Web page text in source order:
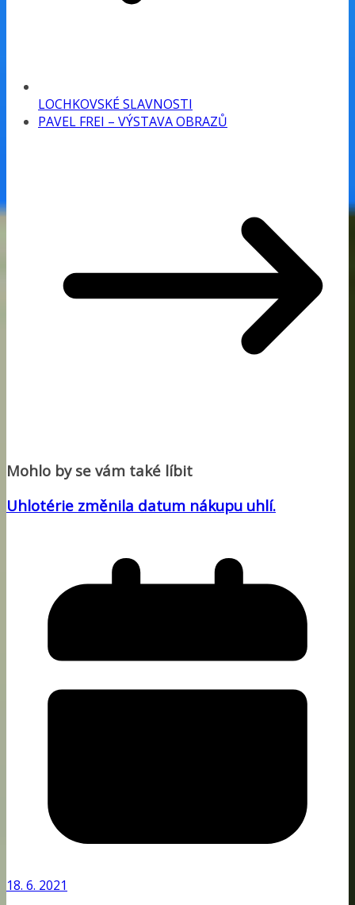
LOCHKOVSKÉ SLAVNOSTI
PAVEL FREI – VÝSTAVA OBRAZŮ
Mohlo by se vám také líbit
Uhlotérie změnila datum nákupu uhlí.
18. 6. 2021